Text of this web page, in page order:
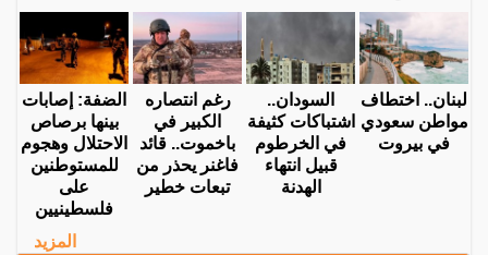
لبنان.. اختطاف
مواطن سعودي
في بيروت
السودان..
اشتباكات كثيفة
في الخرطوم
قبيل انتهاء
الهدنة
رغم انتصاره
الكبير في
باخموت.. قائد
فاغنر يحذر من
تبعات خطير
الضفة: إصابات
بينها برصاص
الاحتلال وهجوم
للمستوطنين
على
فلسطينيين
المزيد